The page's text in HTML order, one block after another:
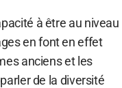
à être au niveau
en font en effet
anciens et les
de la diversité